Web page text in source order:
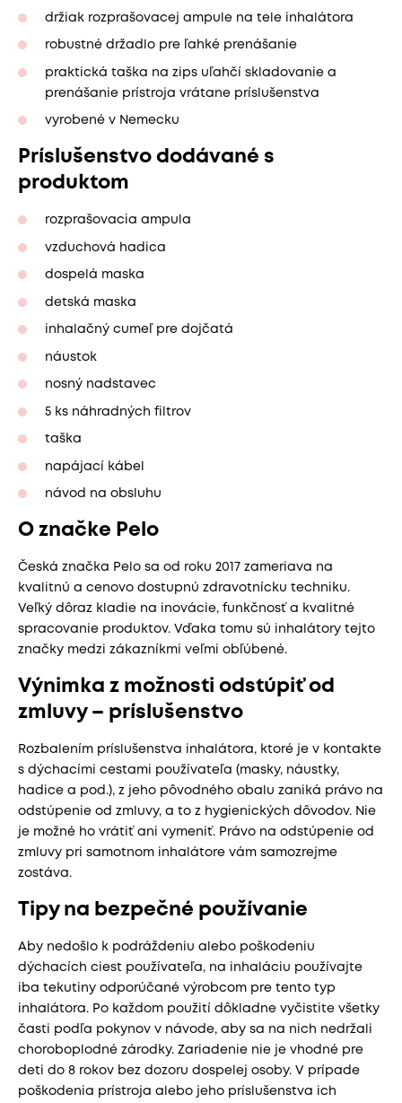
držiak rozprašovacej ampule na tele inhalátora
robustné držadlo pre ľahké prenášanie
praktická taška na zips uľahčí skladovanie a
prenášanie prístroja vrátane príslušenstva
vyrobené v Nemecku
Príslušenstvo dodávané s
produktom
rozprašovacia ampula
vzduchová hadica
dospelá maska
detská maska
inhalačný cumeľ pre dojčatá
náustok
nosný nadstavec
5 ks náhradných filtrov
taška
napájací kábel
návod na obsluhu
O značke Pelo
Česká značka Pelo sa od roku 2017 zameriava na
kvalitnú a cenovo dostupnú zdravotnícku techniku.
Veľký dôraz kladie na inovácie, funkčnosť a kvalitné
spracovanie produktov. Vďaka tomu sú inhalátory tejto
značky medzi zákazníkmi veľmi obľúbené.
Výnimka z možnosti odstúpiť od
zmluvy – príslušenstvo
Rozbalením príslušenstva inhalátora, ktoré je v kontakte
s dýchacími cestami používateľa (masky, náustky,
hadice a pod.), z jeho pôvodného obalu zaniká právo na
odstúpenie od zmluvy, a to z hygienických dôvodov. Nie
je možné ho vrátiť ani vymeniť. Právo na odstúpenie od
zmluvy pri samotnom inhalátore vám samozrejme
zostáva.
Tipy na bezpečné používanie
Aby nedošlo k podráždeniu alebo poškodeniu
dýchacích ciest používateľa, na inhaláciu používajte
iba tekutiny odporúčané výrobcom pre tento typ
inhalátora. Po každom použití dôkladne vyčistite všetky
časti podľa pokynov v návode, aby sa na nich nedržali
choroboplodné zárodky. Zariadenie nie je vhodné pre
deti do 8 rokov bez dozoru dospelej osoby. V prípade
poškodenia prístroja alebo jeho príslušenstva ich